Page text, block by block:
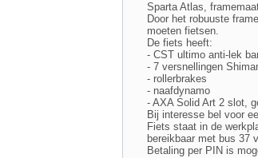
Sparta Atlas,
Door het robuuste
moeten fietsen.
De fiets heeft:
- CST ultimo anti-lek
- 7 versnellingen
- rollerbrakes
- naafdynamo
- AXA Solid Art 2 slot,
Bij interesse bel voor
Fiets staat in de
bereikbaar met bus 37
Betaling per PIN is